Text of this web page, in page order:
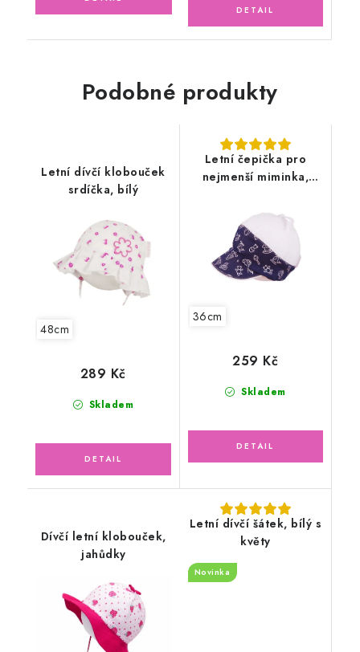
Podobné produkty
Letní dívčí klobouček
srdíčka, bílý
48cm
Skladem
289 Kč
Letní čepička pro
nejmenší miminka,
36cm
Skladem
259 Kč
Dívčí letní klobouček,
jahůdky
Letní dívčí šátek, bílý s
květy
Novinka